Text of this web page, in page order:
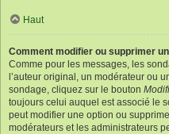
Haut
Comment modifier ou supprimer
Comme pour les messages, les
l’auteur original, un modérateur ou
sondage, cliquez sur le bouton
toujours celui auquel est associé le
peut modifier une option ou
modérateurs et les administrateurs